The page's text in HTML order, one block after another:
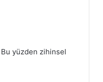
yüzden zihinsel